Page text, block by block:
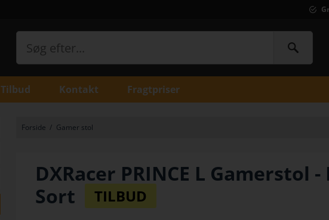
Tilbud Kontakt Fragtpriser
Forside / Gamer stol
DXRacer PRINCE L Gamerstol
Sort